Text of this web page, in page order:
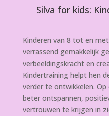
Silva for kids:
Kinderen van 8 tot en
verrassend gemakkelijk
verbeeldingskracht en
Kindertraining helpt hen
verder te ontwikkelen.
beter ontspannen,
vertrouwen te krijgen in